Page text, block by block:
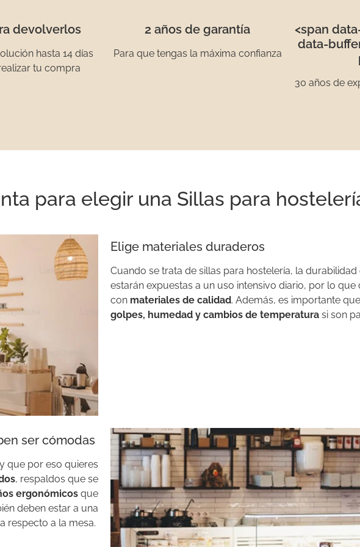
devolverlos
hasta 14 días
tu compra
2 años de garantía
Para que tengas la máxima confianza
<span
data-
30 años de
para elegir una Sillas para
Elige materiales duraderos
Cuando se trata de sillas para hostelería, la durabilidad
estarán expuestas a un uso intensivo diario, por lo que
con materiales de calidad. Además, es importante
golpes, humedad y cambios de temperatura si son
ser cómodas
que por eso quieres
, respaldos que se
ergonómicos que
deben estar a una
respecto a la mesa.